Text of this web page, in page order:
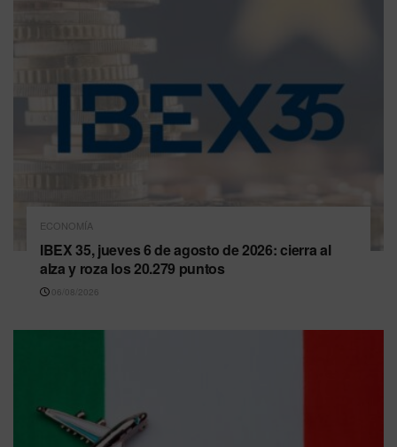
ECONOMÍA
IBEX 35, jueves 6 de agosto de 2026: cierra al
alza y roza los 20.279 puntos
06/08/2026